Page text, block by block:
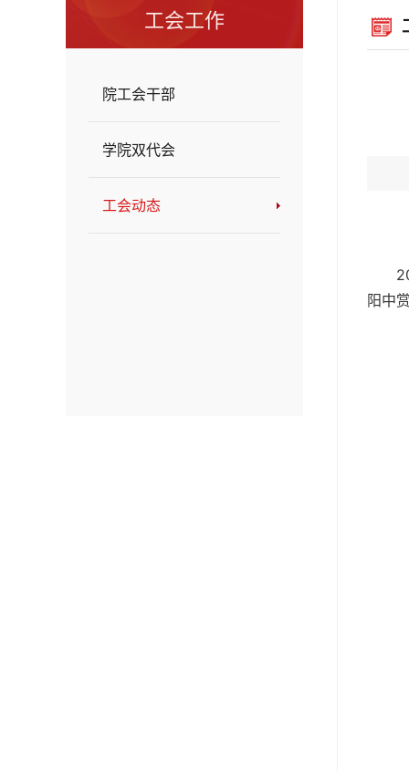
工会工作
院工会干部
学院双代会
工会动态
阳中